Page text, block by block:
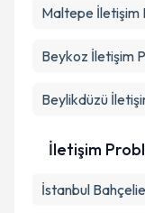
Maltepe İletişim
Beykoz İletişim
Beylikdüzü
İletişim
İstanbul